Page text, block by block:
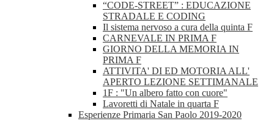
“CODE-STREET” : EDUCAZIONE
STRADALE E CODING
Il sistema nervoso a cura della quinta F
CARNEVALE IN PRIMA F
GIORNO DELLA MEMORIA IN
PRIMA F
ATTIVITA' DI ED MOTORIA ALL'
APERTO LEZIONE SETTIMANALE
1F : "Un albero fatto con cuore"
Lavoretti di Natale in quarta F
Esperienze Primaria San Paolo 2019-2020